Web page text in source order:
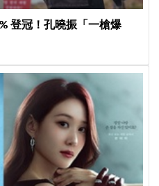
登冠！孔曉振「一槍爆